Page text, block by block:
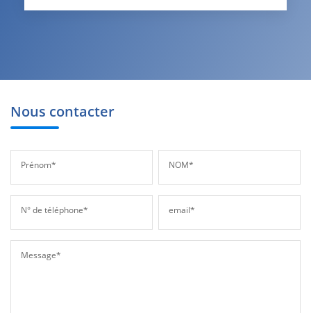
Nous contacter
Prénom* NOM*
N° de téléphone* email*
Message*